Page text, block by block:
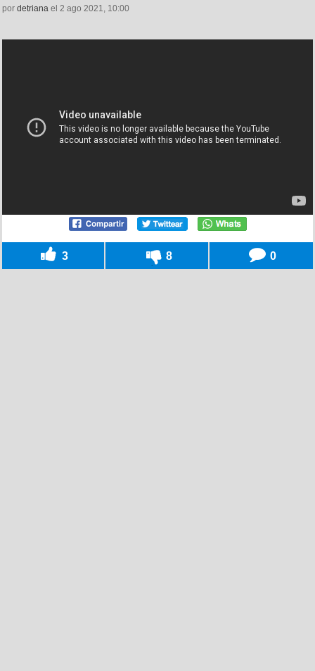
por detriana el 2 ago 2021, 10:00
3 8 0